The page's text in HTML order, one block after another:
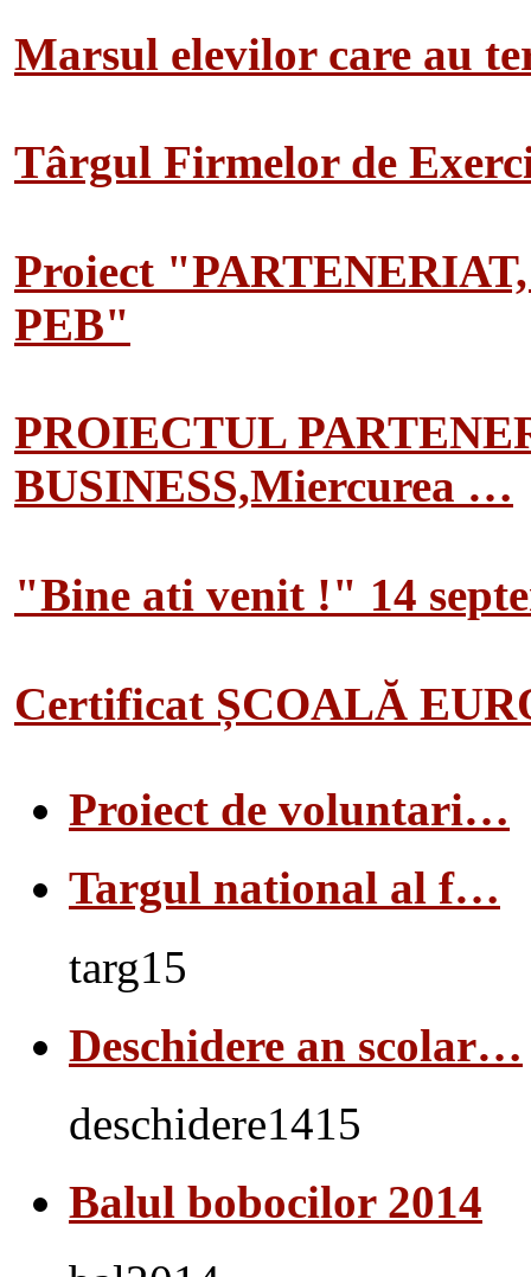
Marsul elevilor care au
Târgul Firmelor de
Proiect
PEB"
PROIECTUL
BUSINESS,Miercurea …
"Bine ati venit !" 14
Certificat ȘCOALĂ
Proiect de voluntari…
Targul national al f…
targ15
Deschidere an scolar…
deschidere1415
Balul bobocilor 2014